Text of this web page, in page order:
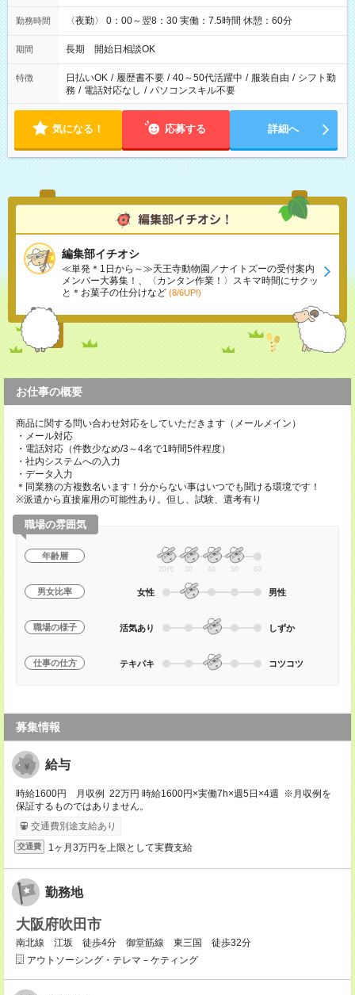
勤務時間 〈夜勤〉 0：00～翌8：30 実働：7.5時間 休憩：60分
期間 長期 開始日相談OK
特徴 日払いOK / 履歴書不要 / 40～50代活躍中 / 服装自由 / シフト勤
務 / 電話対応なし / パソコンスキル不要
気になる！ 応募する 詳細へ
編集部イチオシ
≪単発＊1日から～≫天王寺動物園／ナイトズーの受付案内
メンバー大募集！、〈カンタン作業！〉スキマ時間にサクッ
と＊お菓子の仕分けなど (8/6UP!)
お仕事の概要
商品に関する問い合わせ対応をしていただきます（メールメイン）
・メール対応
・電話対応（件数少なめ/3～4名で1時間5件程度）
・社内システムへの入力
・データ入力
＊同業務の方複数名います！分からない事はいつでも聞ける環境です！
※派遣から直接雇用の可能性あり。但し、試験、選考有り
職場の雰囲気
年齢層
20代 30 40 50 60
男女比率 女性 男性
職場の様子 活気あり しずか
仕事の仕方 テキパキ コツコツ
募集情報
給与
時給1600円 月収例 22万円 時給1600円×実働7h×週5日×4週 ※月収例を
保証するものではありません。
交通費別途支給あり
交通費 1ヶ月3万円を上限として実費支給
勤務地
大阪府吹田市
南北線 江坂 徒歩4分 御堂筋線 東三国 徒歩32分
アウトソーシング・テレマ－ケティング